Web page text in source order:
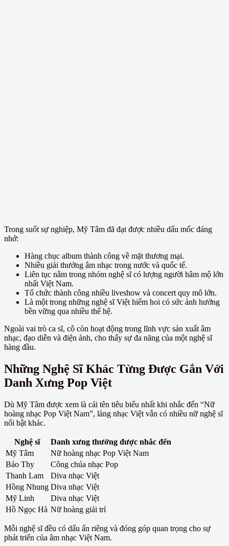
Trong suốt sự nghiệp, Mỹ Tâm đã đạt được nhiều dấu mốc đáng
nhớ:
Hàng chục album thành công về mặt thương mại.
Nhiều giải thưởng âm nhạc trong nước và quốc tế.
Liên tục nằm trong nhóm nghệ sĩ có lượng người hâm mộ lớn
nhất Việt Nam.
Tổ chức thành công nhiều liveshow và concert quy mô lớn.
Là một trong những nghệ sĩ Việt hiếm hoi có sức ảnh hưởng
bền vững qua nhiều thế hệ.
Ngoài vai trò ca sĩ, cô còn hoạt động trong lĩnh vực sản xuất âm
nhạc, đạo diễn và điện ảnh, cho thấy sự đa năng của một nghệ sĩ
hàng đầu.
Những Nghệ Sĩ Khác Từng Được Gắn Với
Danh Xưng Pop Việt
Dù Mỹ Tâm được xem là cái tên tiêu biểu nhất khi nhắc đến “Nữ
hoàng nhạc Pop Việt Nam”, làng nhạc Việt vẫn có nhiều nữ nghệ sĩ
nổi bật khác.
Nghệ sĩ
Danh xưng thường được nhắc đến
Mỹ Tâm
Nữ hoàng nhạc Pop Việt Nam
Bảo Thy
Công chúa nhạc Pop
Thanh Lam
Diva nhạc Việt
Hồng Nhung Diva nhạc Việt
Mỹ Linh
Diva nhạc Việt
Hồ Ngọc Hà Nữ hoàng giải trí
Mỗi nghệ sĩ đều có dấu ấn riêng và đóng góp quan trọng cho sự
phát triển của âm nhạc Việt Nam.